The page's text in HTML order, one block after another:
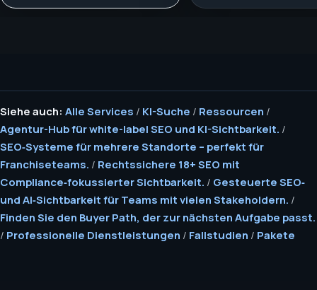
Siehe auch: Alle Services / KI-Suche / Ressourcen /
Agentur-Hub für white-label SEO und KI-Sichtbarkeit. /
SEO‑Systeme für mehrere Standorte – perfekt für
Franchiseteams. / Rechtssichere 18+ SEO mit
Compliance‑fokussierter Sichtbarkeit. / Gesteuerte SEO‑
und AI‑Sichtbarkeit für Teams mit vielen Stakeholdern. /
Finden Sie den Buyer Path, der zur nächsten Aufgabe passt.
/ Professionelle Dienstleistungen / Fallstudien / Pakete